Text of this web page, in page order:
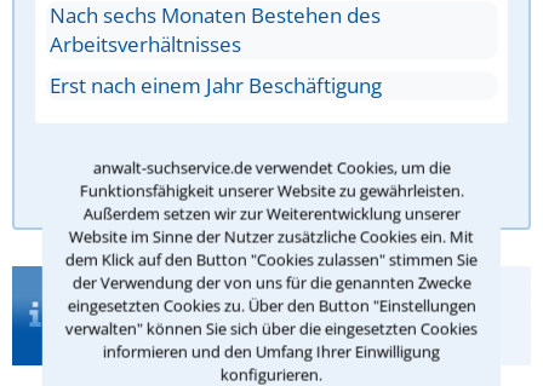
anwalt-suchservice.de verwendet Cookies, um die
Funktionsfähigkeit unserer Website zu gewährleisten.
Außerdem setzen wir zur Weiterentwicklung unserer
Website im Sinne der Nutzer zusätzliche Cookies ein. Mit
dem Klick auf den Button "Cookies zulassen" stimmen Sie
der Verwendung der von uns für die genannten Zwecke
eingesetzten Cookies zu. Über den Button "Einstellungen
verwalten" können Sie sich über die eingesetzten Cookies
informieren und den Umfang Ihrer Einwilligung
konfigurieren.
Nach sechs Monaten Bestehen des
Arbeitsverhältnisses
Erst nach einem Jahr Beschäftigung
Antwort überprüfen
Infos zur Suche nach einem Anwalt für
Aufhebungsvertrag in Freiburg im
Breisgau